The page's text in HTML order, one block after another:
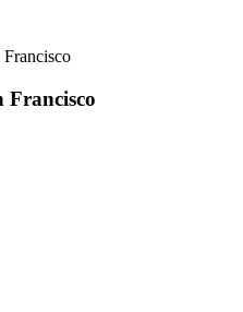
Francisco
Francisco